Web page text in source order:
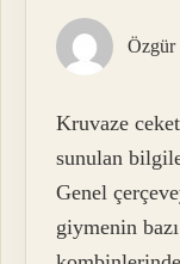
Özgür
Kruvaze
sunulan
Genel
giymenin